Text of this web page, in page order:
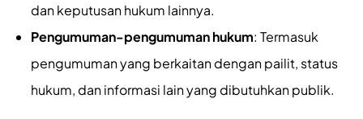
dan keputusan hukum lainnya.
Pengumuman-pengumuman hukum: Termasuk
pengumuman yang berkaitan dengan pailit, status
hukum, dan informasi lain yang dibutuhkan publik.